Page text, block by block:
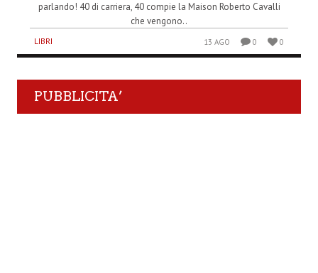
parlando! 40 di carriera, 40 compie la Maison Roberto Cavalli
che vengono..
LIBRI 13 AGO 0 0
PUBBLICITA’